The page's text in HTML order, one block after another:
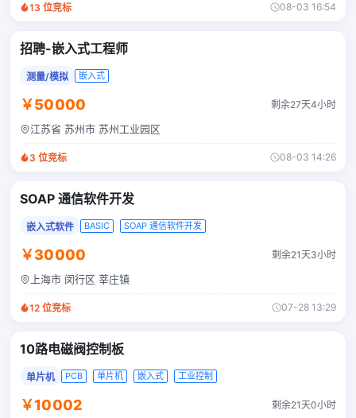
13 位竞标 08-03 16:54
招聘-嵌入式工程师
测量/模拟 嵌入式
￥50000 剩余27天4小时
江苏省 苏州市 苏州工业园区
3 位竞标 08-03 14:26
SOAP 通信软件开发
嵌入式软件 BASIC SOAP 通信软件开发
￥30000 剩余21天3小时
上海市 闵行区 莘庄镇
12 位竞标 07-28 13:29
10路电磁阀控制板
单片机 PCB 单片机 嵌入式 工业控制
￥10002 剩余21天0小时